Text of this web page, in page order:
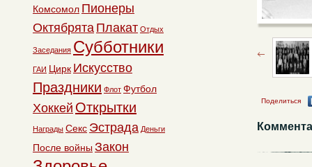
Поделиться
Комсомол Пионеры
Октябрята Плакат Отдых
Заседания Субботники
ГАИ Цирк Искусство
Праздники Флот Футбол
Хоккей Открытки
Награды Секс Эстрада Деньги
После войны Закон